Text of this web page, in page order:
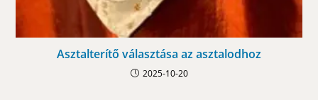
Asztalterítő választása az asztalodhoz
2025-10-20